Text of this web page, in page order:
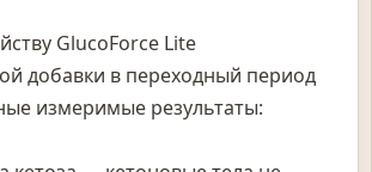
GlucoForce Lite
добавки в переходный период
измеримые результаты: